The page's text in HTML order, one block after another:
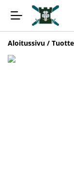
Aloitussivu /